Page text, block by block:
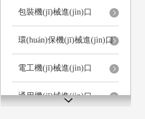
包裝機(jī)械進(jìn)口
環(huán)保機(jī)械進(jìn)口
電工機(jī)械進(jìn)口
通用機(jī)械進(jìn)口